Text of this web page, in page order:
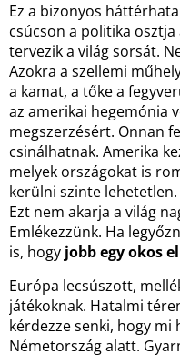
Ez a bizonyos
csúcson a politika
tervezik a világ sorsát.
Azokra a szellemi
a kamat, a tőke a
az amerikai hegemónia
megszerzésért. Onnan
csinálhatnak. Amerika
melyek országokat is
kerülni szinte
Ezt nem akarja a világ
Emlékezzünk. Ha
is, hogy jobb egy okos
Európa lecsúszott,
játékoknak. Hatalmi
kérdezze senki, hogy mi
Németország alatt.